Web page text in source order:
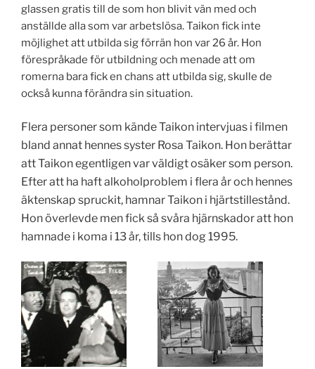
glassen gratis till de som hon blivit vän med och
anställde alla som var arbetslösa. Taikon fick inte
möjlighet att utbilda sig förrän hon var 26 år. Hon
förespråkade för utbildning och menade att om
romerna bara fick en chans att utbilda sig, skulle de
också kunna förändra sin situation.
Flera personer som kände Taikon intervjuas i filmen
bland annat hennes syster Rosa Taikon. Hon berättar
att Taikon egentligen var väldigt osäker som person.
Efter att ha haft alkoholproblem i flera år och hennes
äktenskap spruckit, hamnar Taikon i hjärtstillestånd.
Hon överlevde men fick så svåra hjärnskador att hon
hamnade i koma i 13 år, tills hon dog 1995.